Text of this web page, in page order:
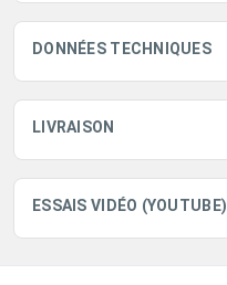
DONNÉES TECHNIQUES
LIVRAISON
ESSAIS VIDÉO (YOUTUBE)